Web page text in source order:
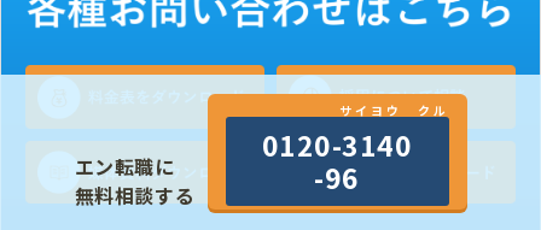
エン転職に
無料相談する
サイヨウ クル
0120-3140
-96